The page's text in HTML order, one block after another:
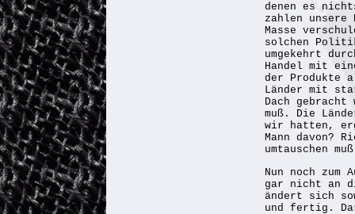
denen es
zahlen
Masse
solchen
umgekehrt
Handel mit
der Produkte
Länder mit
Dach
muß. Die
wir hatten,
Mann davon?
umtauschen
Nun noch zum
gar nicht an
ändert sich
und fertig.